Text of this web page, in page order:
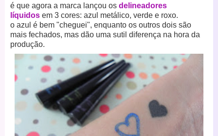
é que agora a marca lançou os delineadores
líquidos em 3 cores: azul metálico, verde e roxo.
o azul é bem "cheguei", enquanto os outros dois são
mais fechados, mas dão uma sutil diferença na hora da
produção.